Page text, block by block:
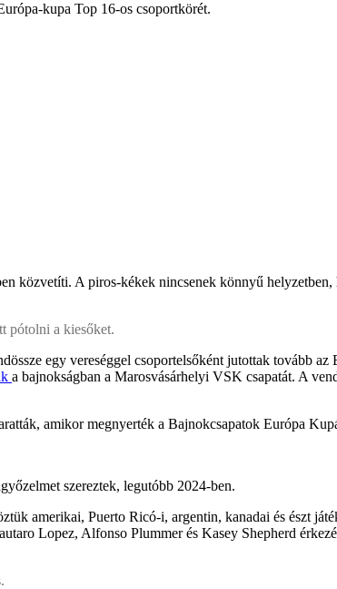
kupa Top 16-os csoportkörét.
közvetíti. A piros-kékek nincsenek könnyű
pótolni a kiesőket.
egy vereséggel csoportelsőként jutottak tovább
a bajnokságban a Marosvásárhelyi VSK csapatát. A
amikor megnyerték a Bajnokcsapatok Európa
szereztek, legutóbb 2024-ben.
amerikai, Puerto Ricó-i, argentin, kanadai és észt
Lopez, Alfonso Plummer és Kasey Shepherd